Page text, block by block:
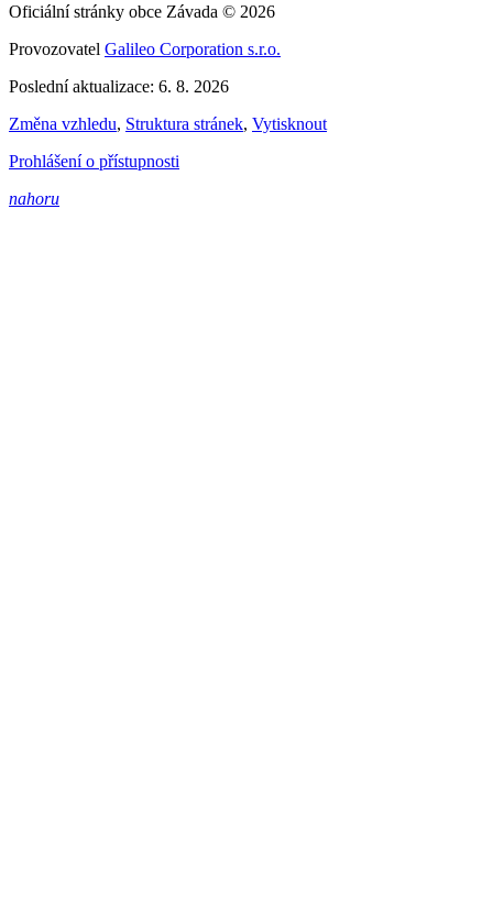
Oficiální stránky obce Závada © 2026
Provozovatel Galileo Corporation s.r.o.
Poslední aktualizace: 6. 8. 2026
Změna vzhledu, Struktura stránek, Vytisknout
Prohlášení o přístupnosti
nahoru